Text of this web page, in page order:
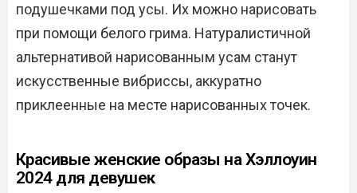
подушечками под усы. Их можно нарисовать
при помощи белого грима. Натуралистичной
альтернативой нарисованным усам станут
искусственные вибриссы, аккуратно
приклеенные на месте нарисованных точек.
Красивые женские образы на Хэллоуин
2024 для девушек